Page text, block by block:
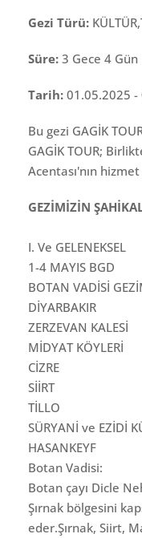
Gezi Türü:
Süre: 3 Gece 4 Gün
Tarih: 01.05.2025 -
Bu gezi GAGİK
GAGİK TOUR;
Acentası'nın
GEZİMİZİN
I. Ve GELENEKSEL
1-4 MAYIS BGD
BOTAN VADİSİ
DİYARBAKIR
ZERZEVAN KALESİ
MİDYAT KÖYLERİ
CİZRE
SİİRT
TİLLO
SÜRYANİ ve EZİDİ
HASANKEYF
Botan Vadisi:
Botan çayı Dicle
Şırnak bölgesini
eder.Şırnak, Siirt,